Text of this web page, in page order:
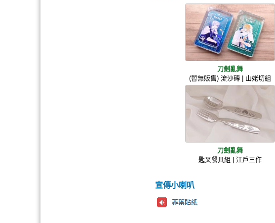
刀劍亂舞
(暫無販售) 流沙磚 | 山姥切組
刀劍亂舞
匙叉餐具組 | 江戶三作
宣傳小喇叭
菲葉貼紙